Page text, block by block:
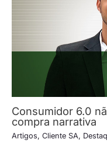
Consumidor 6.0
compra narrativa
Artigos, Cliente SA,